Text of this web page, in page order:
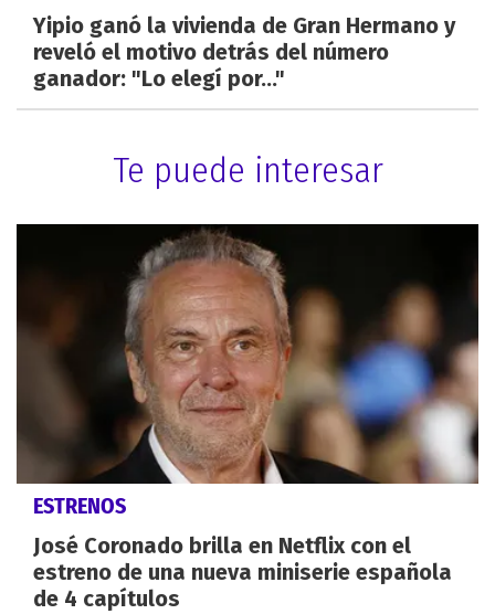
Yipio ganó la vivienda de Gran Hermano y
reveló el motivo detrás del número
ganador: "Lo elegí por..."
Te puede interesar
ESTRENOS
José Coronado brilla en Netflix con el
estreno de una nueva miniserie española
de 4 capítulos